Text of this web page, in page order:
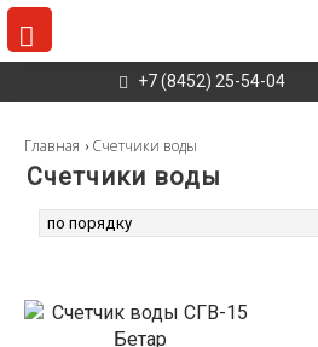
+7 (8452) 25-54-04
Главная Счетчики воды
Счетчики воды
Найдено1товаров